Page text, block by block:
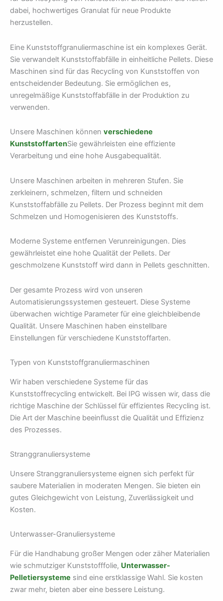
dabei, hochwertiges Granulat für neue Produkte
herzustellen.
Eine Kunststoffgranuliermaschine ist ein komplexes Gerät.
Sie verwandelt Kunststoffabfälle in einheitliche Pellets. Diese
Maschinen sind für das Recycling von Kunststoffen von
entscheidender Bedeutung. Sie ermöglichen es,
unregelmäßige Kunststoffabfälle in der Produktion zu
verwenden.
Unsere Maschinen können verschiedene
KunststoffartenSie gewährleisten eine effiziente
Verarbeitung und eine hohe Ausgabequalität.
Unsere Maschinen arbeiten in mehreren Stufen. Sie
zerkleinern, schmelzen, filtern und schneiden
Kunststoffabfälle zu Pellets. Der Prozess beginnt mit dem
Schmelzen und Homogenisieren des Kunststoffs.
Moderne Systeme entfernen Verunreinigungen. Dies
gewährleistet eine hohe Qualität der Pellets. Der
geschmolzene Kunststoff wird dann in Pellets geschnitten.
Der gesamte Prozess wird von unseren
Automatisierungssystemen gesteuert. Diese Systeme
überwachen wichtige Parameter für eine gleichbleibende
Qualität. Unsere Maschinen haben einstellbare
Einstellungen für verschiedene Kunststoffarten.
Typen von Kunststoffgranuliermaschinen
Wir haben verschiedene Systeme für das
Kunststoffrecycling entwickelt. Bei IPG wissen wir, dass die
richtige Maschine der Schlüssel für effizientes Recycling ist.
Die Art der Maschine beeinflusst die Qualität und Effizienz
des Prozesses.
Stranggranuliersysteme
Unsere Stranggranuliersysteme eignen sich perfekt für
saubere Materialien in moderaten Mengen. Sie bieten ein
gutes Gleichgewicht von Leistung, Zuverlässigkeit und
Kosten.
Unterwasser-Granuliersysteme
Für die Handhabung großer Mengen oder zäher Materialien
wie schmutziger Kunststofffolie, Unterwasser-
Pelletiersysteme sind eine erstklassige Wahl. Sie kosten
zwar mehr, bieten aber eine bessere Leistung.